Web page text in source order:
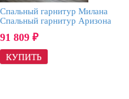
Спальный гарнитур Милана
Спальный гарнитур Аризона
91 809 ₽